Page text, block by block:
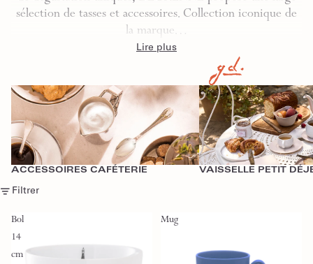
sélection de tasses et accessoires. Collection iconique de
la marque…
Lire plus
Accessoires Caféterie
ACCESSOIRES CAFÉTERIE
Vaisselle Petit Déjeuner
VAISSELLE PETIT
Filtrer
Bol
14
cm
Mug